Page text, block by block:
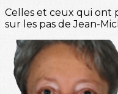
Celles et ceux qui ont
sur les pas de Jean-